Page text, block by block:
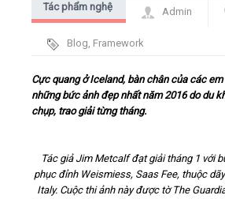
Video
Kiến thức
Liên hệ - Đăng ký
Tác phẩm nghệ
Admin
Blog, Framework
Cực quang ở Iceland, bàn chân của các
những bức ảnh đẹp nhất năm 2016 do du
chụp, trao giải từng tháng.
Tác giả Jim Metcalf đạt giải tháng 1 với
phục đỉnh Weismiess, Saas Fee, thuộc
Italy. Cuộc thi ảnh này được tờ The